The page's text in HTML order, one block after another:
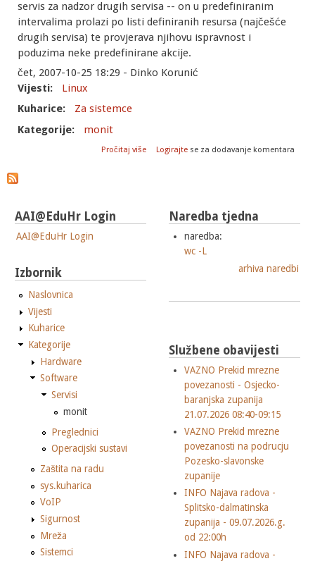
servis za nadzor drugih servisa -- on u predefiniranim
intervalima prolazi po listi definiranih resursa (najčešće
drugih servisa) te provjerava njihovu ispravnost i
poduzima neke predefinirane akcije.
čet, 2007-10-25 18:29 - Dinko Korunić
Vijesti:
Linux
Kuharice:
Za sistemce
Kategorije:
monit
Pročitaj više
o Novosti u CARNet Debian distribuciji:
Logirajte se za dodavanje komentara
AAI@EduHr Login
AAI@EduHr Login
Izbornik
Naslovnica
Vijesti
Kuharice
Kategorije
Hardware
Software
Servisi
monit
Preglednici
Operacijski sustavi
Zaštita na radu
sys.kuharica
VoIP
Sigurnost
Mreža
Sistemci
Naredba tjedna
naredba:
wc -L
arhiva naredbi
Službene obavijesti
VAZNO Prekid mrezne
povezanosti - Osjecko-
baranjska zupanija
21.07.2026 08:40-09:15
VAZNO Prekid mrezne
povezanosti na podrucju
Pozesko-slavonske
zupanije
INFO Najava radova -
Splitsko-dalmatinska
zupanija - 09.07.2026.g.
od 22:00h
INFO Najava radova -